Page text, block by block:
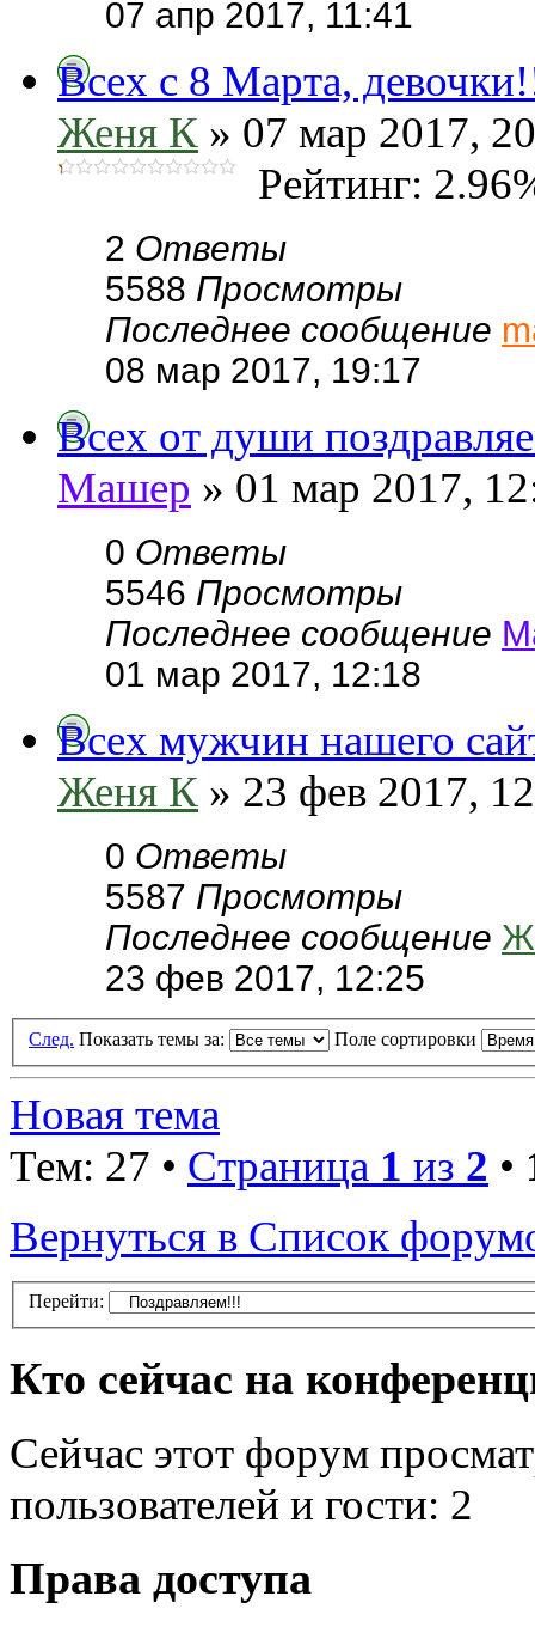
07 апр 2017, 11:41
Всех с 8 Марта,
Женя К » 07 мар 2017,
Рейтинг:
2 Ответы
5588 Просмотры
Последнее сообщение
08 мар 2017, 19:17
Всех от души
Машер » 01 мар 2017,
0 Ответы
5546 Просмотры
Последнее сообщение
01 мар 2017, 12:18
Всех мужчин нашего
Женя К » 23 фев 2017,
0 Ответы
5587 Просмотры
Последнее сообщение
23 фев 2017, 12:25
След. Показать темы за: Поле сортировки
Новая тема
Тем: 27 • Страница 1 из 2 •
Вернуться в Список
Перейти:
Кто сейчас на
Сейчас этот форум
пользователей и гости: 2
Права доступа